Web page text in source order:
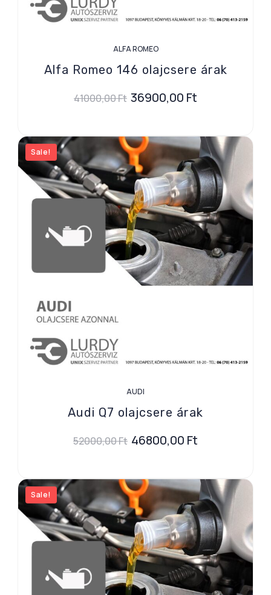
ALFA ROMEO
Alfa Romeo 146 olajcsere árak
41000,00Ft 36900,00 Ft
Sale!
AUDI
Audi Q7 olajcsere árak
52000,00Ft 46800,00 Ft
Sale!